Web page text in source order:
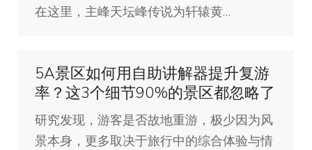
在这里，主峰天坛峰传说为轩辕黄…
5A景区如何用自助讲解器提升复游
率？这3个细节90%的景区都忽略了
研究发现，游客是否故地重游，极少因为风
景本身，更多取决于旅行中的综合体验与情